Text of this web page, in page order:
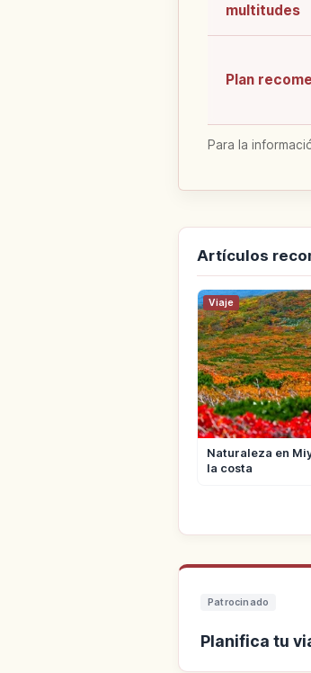
multitudes
Plan
Para la
Artículos
Viaje
Naturaleza en
la costa
Patrocinado
Planifica tu